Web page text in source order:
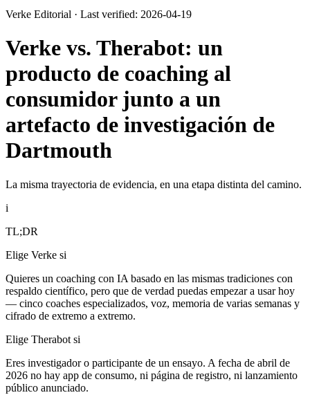
Verke Editorial · Last verified: 2026-04-19
Verke vs. Therabot: un
producto de coaching al
consumidor junto a un
artefacto de investigación de
Dartmouth
La misma trayectoria de evidencia, en una etapa distinta del camino.
i
TL;DR
Elige Verke si
Quieres un coaching con IA basado en las mismas tradiciones con
respaldo científico, pero que de verdad puedas empezar a usar hoy
— cinco coaches especializados, voz, memoria de varias semanas y
cifrado de extremo a extremo.
Elige Therabot si
Eres investigador o participante de un ensayo. A fecha de abril de
2026 no hay app de consumo, ni página de registro, ni lanzamiento
público anunciado.